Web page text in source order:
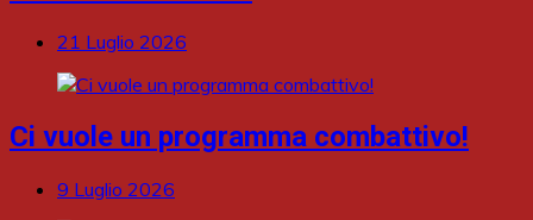
21 Luglio 2026
Ci vuole un programma combattivo!
9 Luglio 2026